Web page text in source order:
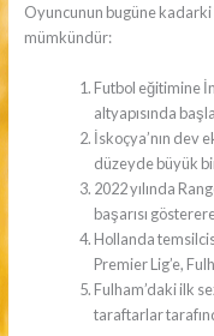
Oyuncunun bugüne
mümkündür:
Futbol eğitimine
altyapısında
İskoçya’nın dev
düzeyde büyük
2022 yılında
başarısı
Hollanda
Premier Lig’e,
Fulham’daki ilk
taraftarlar